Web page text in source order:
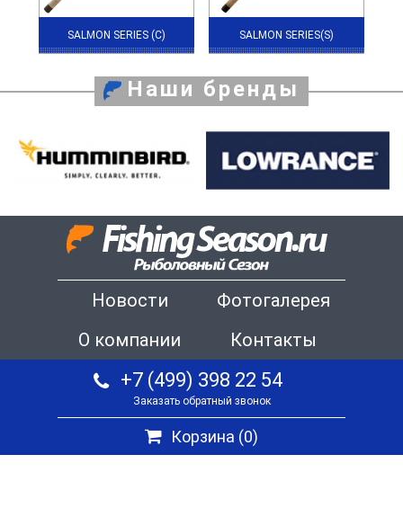
SALMON SERIES (C) SALMON SERIES(S)
Наши бренды
Новости
Фотогалерея
О компании
Контакты
+7 (499) 398 22 54
Заказать обратный звонок
Корзина (0)